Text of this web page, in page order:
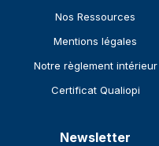
Nos Ressources
Mentions légales
Notre règlement intérieur
Certificat Qualiopi
Newsletter